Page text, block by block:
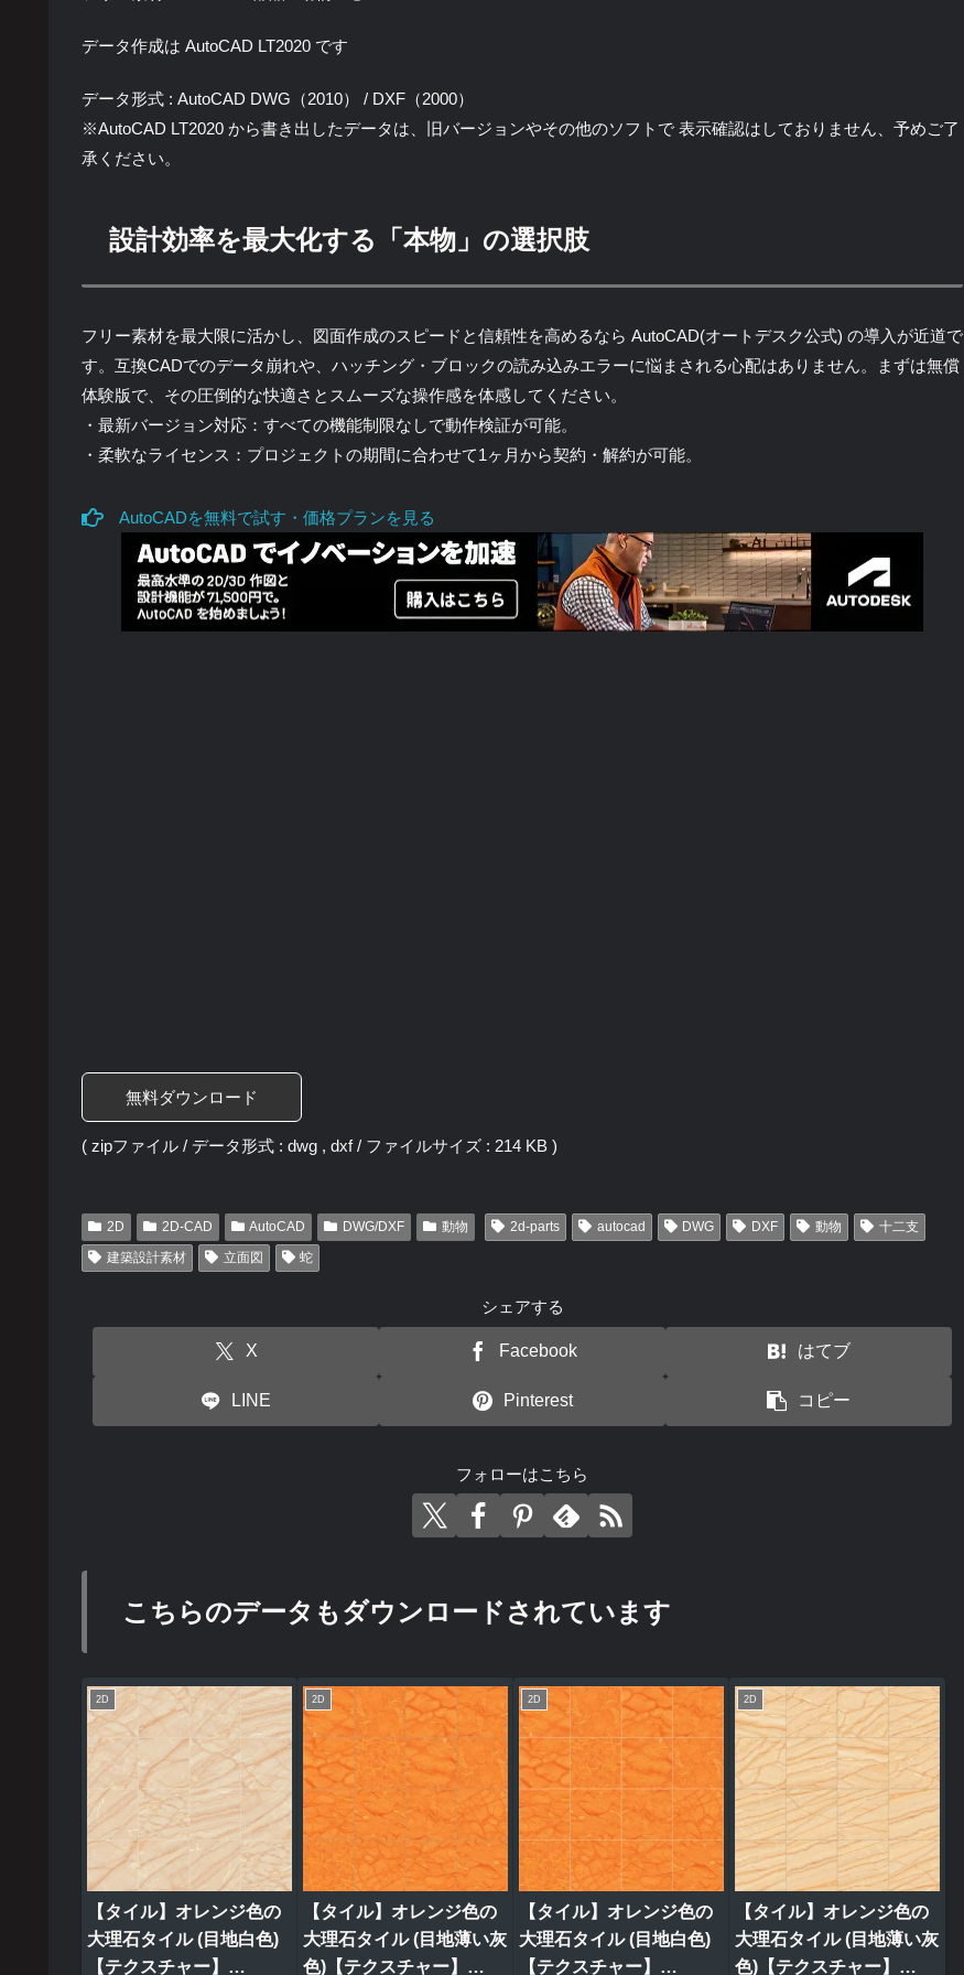
データ作成は AutoCAD LT2020 です
データ形式 : AutoCAD DWG（2010） / DXF（2000）
※AutoCAD LT2020 から書き出したデータは、旧バージョンやその他のソフトで 表示確認はしておりません、予めご了
承ください。
設計効率を最大化する「本物」の選択肢
フリー素材を最大限に活かし、図面作成のスピードと信頼性を高めるなら AutoCAD(オートデスク公式) の導入が近道で
す。互換CADでのデータ崩れや、ハッチング・ブロックの読み込みエラーに悩まされる心配はありません。まずは無償
体験版で、その圧倒的な快適さとスムーズな操作感を体感してください。
・最新バージョン対応：すべての機能制限なしで動作検証が可能。
・柔軟なライセンス：プロジェクトの期間に合わせて1ヶ月から契約・解約が可能。
AutoCADを無料で試す・価格プランを見る
無料ダウンロード
( zipファイル / データ形式 : dwg , dxf / ファイルサイズ : 214 KB )
2D 2D-CAD AutoCAD DWG/DXF 動物 2d-parts autocad DWG DXF 動物
十二支
建築設計素材
立面図 蛇
シェアする
X Facebook はてブ
LINE Pinterest コピー
フォローはこちら
こちらのデータもダウンロードされています
2D
【タイル】オレンジ色の
大理石タイル (目地白色)
【テクスチャー】
2D
【タイル】オレンジ色の
大理石タイル (目地薄い灰
色)【テクスチャー】
2D
【タイル】オレンジ色の
大理石タイル (目地白色)
【テクスチャー】
2D
【タイル】オレンジ色の
大理石タイル (目地薄い灰
色)【テクスチャー】